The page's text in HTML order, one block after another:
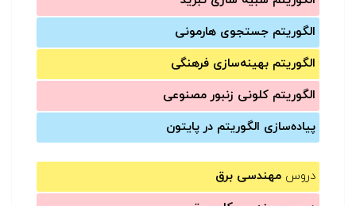
الگوریتم جستجوی هارمونی
الگوریتم بهینه‌سازی فرهنگی
الگوریتم کلونی زنبور مصنوعی
پیاده‌سازی الگوریتم در پایتون
دروس مهندسی برق